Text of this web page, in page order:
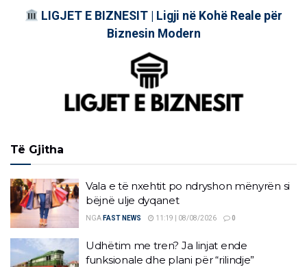
LIGJET E BIZNESIT | Ligji në Kohë Reale për
Biznesin Modern
Të Gjitha
Vala e të nxehtit po ndryshon mënyrën si
bëjnë ulje dyqanet
NGA FAST NEWS 11:19 | 08/08/2026 0
Udhëtim me tren? Ja linjat ende
funksionale dhe plani për “rilindje”